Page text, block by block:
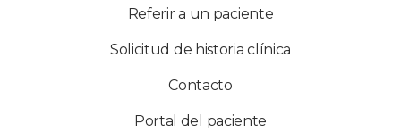
Referir a un paciente
Solicitud de historia clínica
Contacto
Portal del paciente